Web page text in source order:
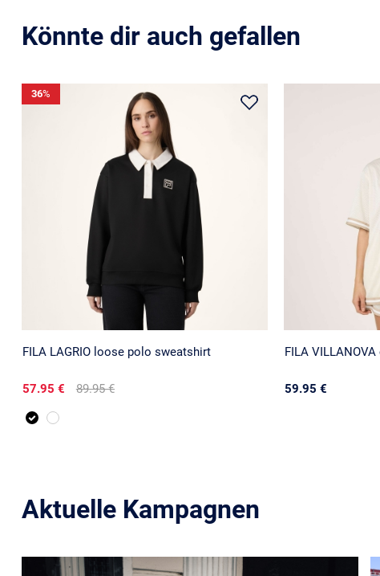
Könnte dir auch gefallen
FILA LAGRIO loose polo sweatshirt
57.95 € 89.95 €
36%
FILA
59.95 €
Aktuelle Kampagnen